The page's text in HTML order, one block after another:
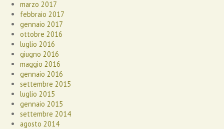
marzo 2017
febbraio 2017
gennaio 2017
ottobre 2016
luglio 2016
giugno 2016
maggio 2016
gennaio 2016
settembre 2015
luglio 2015
gennaio 2015
settembre 2014
agosto 2014